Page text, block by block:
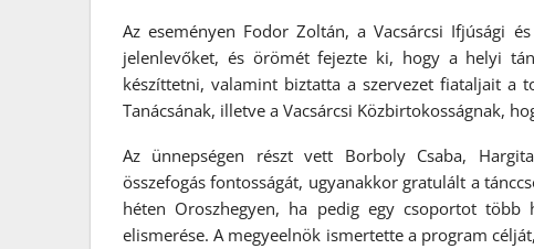
Az eseményen Fodor Zoltán, a Vacsárcsi Ifjúsági
jelenlevőket, és örömét fejezte ki, hogy a helyi
készíttetni, valamint biztatta a szervezet fiataljait a
Tanácsának, illetve a Vacsárcsi Közbirtokosságnak,
Az ünnepségen részt vett Borboly Csaba,
összefogás fontosságát, ugyanakkor gratulált a
héten Oroszhegyen, ha pedig egy csoportot
elismerése. A megyeelnök ismertette a program